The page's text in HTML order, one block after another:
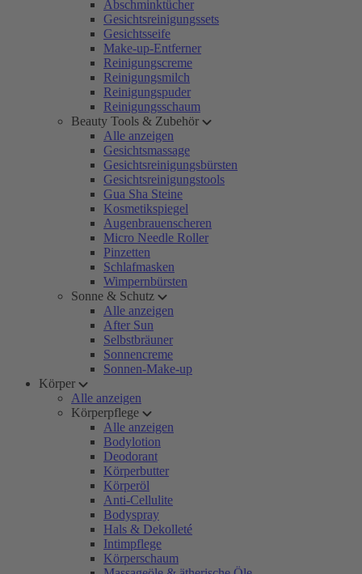
Abschminktücher
Gesichtsreinigungssets
Gesichtsseife
Make-up-Entferner
Reinigungscreme
Reinigungsmilch
Reinigungspuder
Reinigungsschaum
Beauty Tools & Zubehör
Alle anzeigen
Gesichtsmassage
Gesichtsreinigungsbürsten
Gesichtsreinigungstools
Gua Sha Steine
Kosmetikspiegel
Augenbrauenscheren
Micro Needle Roller
Pinzetten
Schlafmasken
Wimpernbürsten
Sonne & Schutz
Alle anzeigen
After Sun
Selbstbräuner
Sonnencreme
Sonnen-Make-up
Körper
Alle anzeigen
Körperpflege
Alle anzeigen
Bodylotion
Deodorant
Körperbutter
Körperöl
Anti-Cellulite
Bodyspray
Hals & Dekolleté
Intimpflege
Körperschaum